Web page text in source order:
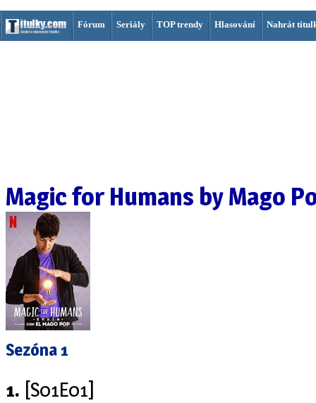
Fórum Seriály TOP trendy Hlasování Nahrát
Magic for Humans by Mago
Sezóna 1
1. [S01E01]